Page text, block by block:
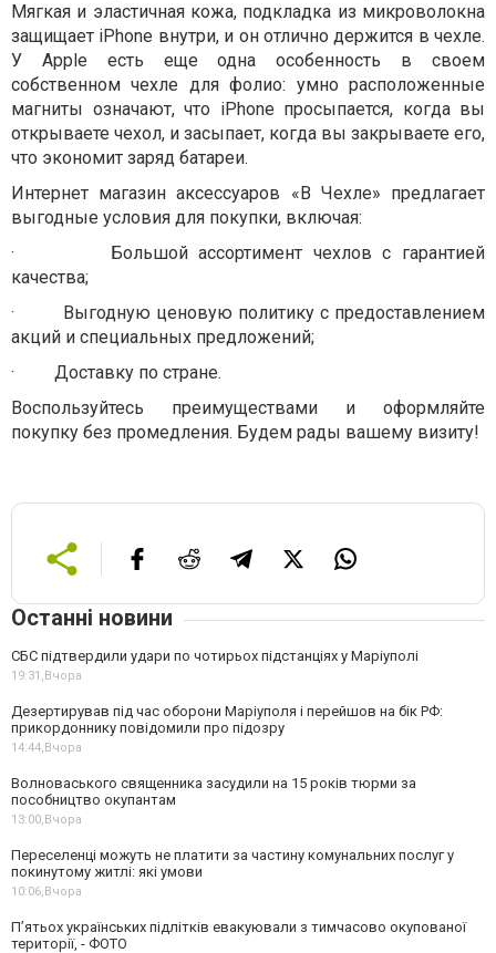
Мягкая и эластичная кожа, подкладка из микроволокна
защищает iPhone внутри, и он отлично держится в чехле.
У Apple есть еще одна особенность в своем
собственном чехле для фолио: умно расположенные
магниты означают, что iPhone просыпается, когда вы
открываете чехол, и засыпает, когда вы закрываете его,
что экономит заряд батареи.
Интернет магазин аксессуаров «В Чехле» предлагает
выгодные условия для покупки, включая:
·
Большой ассортимент чехлов с гарантией
качества;
·
Выгодную ценовую политику с предоставлением
акций и специальных предложений;
· Доставку по стране.
Воспользуйтесь преимуществами и оформляйте
покупку без промедления. Будем рады вашему визиту!
Останні новини
СБС підтвердили удари по чотирьох підстанціях у Маріуполі
19:31, Вчора
Дезертирував під час оборони Маріуполя і перейшов на бік РФ:
прикордоннику повідомили про підозру
14:44, Вчора
Волноваського священника засудили на 15 років тюрми за
пособництво окупантам
13:00, Вчора
Переселенці можуть не платити за частину комунальних послуг у
покинутому житлі: які умови
10:06, Вчора
П’ятьох українських підлітків евакуювали з тимчасово окупованої
території, - ФОТО